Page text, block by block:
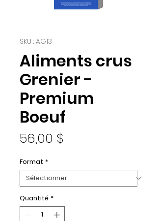
SKU : AG13
Aliments crus
Grenier -
Premium
Boeuf
56,00 $
Format *
Quantité *